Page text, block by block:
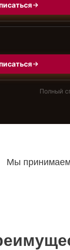
Полный
Мы